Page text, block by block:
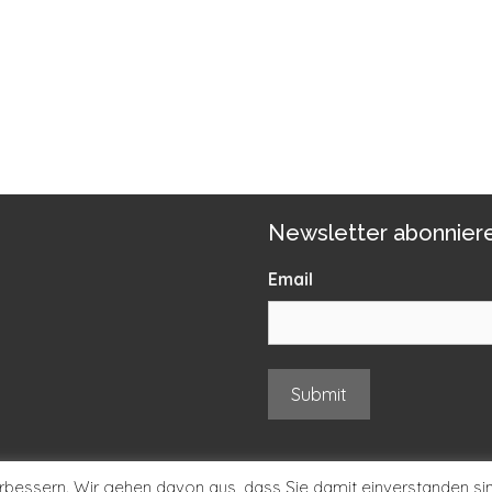
Newsletter
Email
Wir gehen davon aus, dass Sie damit einverstanden